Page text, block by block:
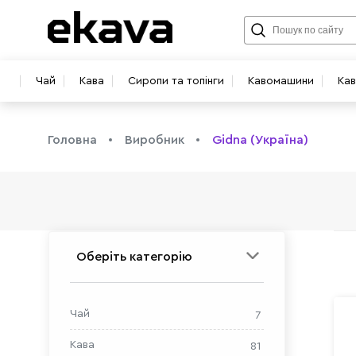
Чай Кава Сиропи та топінги Кавомашини
Головна Виробник Gidna (Україна)
Оберіть категорію
Чай 7
Кава 81